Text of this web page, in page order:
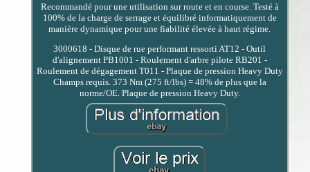
Recommandé pour une utilisation sur route et en course. Testé à
100% de la charge de serrage et équilibré informatiquement de
manière dynamique pour une fiabilité élevée à haut régime.
3000618 - Disque de rue performant ressorti AT12 - Outil
d'alignement PB1001 - Roulement d'arbre pilote RB201 -
Roulement de dégagement T011 - Plaque de pression Heavy Duty
Champs requis. 373 Nm (275 ft/lbs) = 48% de plus que la
norme/OE. Plaque de pression Heavy Duty.